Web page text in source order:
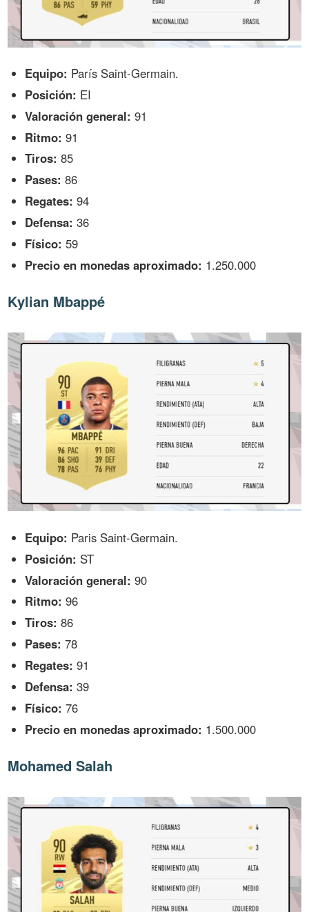
Equipo: París Saint-Germain.
Posición: EI
Valoración general: 91
Ritmo: 91
Tiros: 85
Pases: 86
Regates: 94
Defensa: 36
Físico: 59
Precio en monedas aproximado: 1.250.000
Kylian Mbappé
Equipo: Paris Saint-Germain.
Posición: ST
Valoración general: 90
Ritmo: 96
Tiros: 86
Pases: 78
Regates: 91
Defensa: 39
Físico: 76
Precio en monedas aproximado: 1.500.000
Mohamed Salah